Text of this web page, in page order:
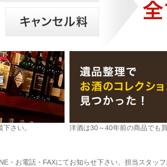
さい。 洋酒は30～40年前の商品でも
・お電話・FAXにてお知らせ下さい。担当スタッ